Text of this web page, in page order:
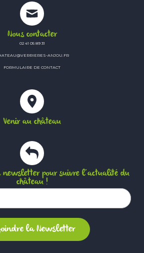
Nous contacter
02 41 05 89 31
ANJOU.FR
FORMULAIRE DE CONTACT
Venir au château
pour suivre l’actualité du
château !